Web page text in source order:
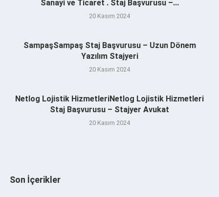
Sanayi ve Ticaret . Staj Başvurusu –...
20 Kasım 2024
SampaşSampaş Staj Başvurusu – Uzun Dönem
Yazılım Stajyeri
20 Kasım 2024
Netlog Lojistik HizmetleriNetlog Lojistik Hizmetleri
Staj Başvurusu – Stajyer Avukat
20 Kasım 2024
Son İçerikler